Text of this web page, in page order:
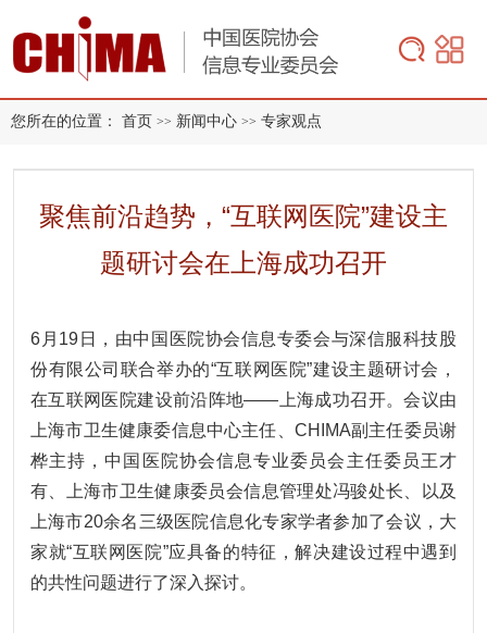
您所在的位置： 首页 >> 新闻中心 >> 专家观点
聚焦前沿趋势，“互联网医院”建设主
题研讨会在上海成功召开
6月19日，由中国医院协会信息专委会与深信服科技股
份有限公司联合举办的“互联网医院”建设主题研讨会，
在互联网医院建设前沿阵地——上海成功召开。会议由
上海市卫生健康委信息中心主任、CHIMA副主任委员谢
桦主持，中国医院协会信息专业委员会主任委员王才
有、上海市卫生健康委员会信息管理处冯骏处长、以及
上海市20余名三级医院信息化专家学者参加了会议，大
家就“互联网医院”应具备的特征，解决建设过程中遇到
的共性问题进行了深入探讨。